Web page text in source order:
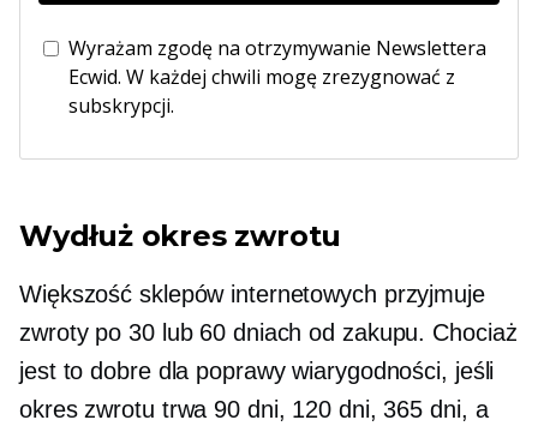
Wyrażam zgodę na otrzymywanie Newslettera
Ecwid. W każdej chwili mogę zrezygnować z
subskrypcji.
Wydłuż okres zwrotu
Większość sklepów internetowych przyjmuje
zwroty po 30 lub 60 dniach od zakupu. Chociaż
jest to dobre dla poprawy wiarygodności, jeśli
okres zwrotu trwa 90 dni, 120 dni, 365 dni, a